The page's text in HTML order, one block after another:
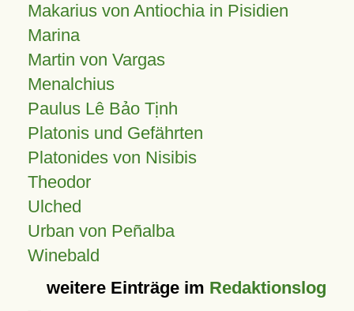
Makarius von Antiochia in Pisidien
Marina
Martin von Vargas
Menalchius
Paulus Lê Bảo Tịnh
Platonis und Gefährten
Platonides von Nisibis
Theodor
Ulched
Urban von Peñalba
Winebald
weitere Einträge im Redaktionslog